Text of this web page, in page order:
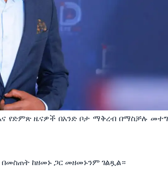
የድምጽ ዜናዎች በአንድ ቦታ ማቅረብ በማስቻሉ
ከዘመኑ ጋር መዘመኑንም ገልጿል።